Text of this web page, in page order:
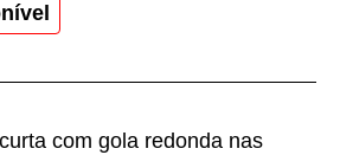
com gola redonda nas